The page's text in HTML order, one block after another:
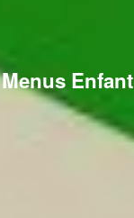
Menus Enfant